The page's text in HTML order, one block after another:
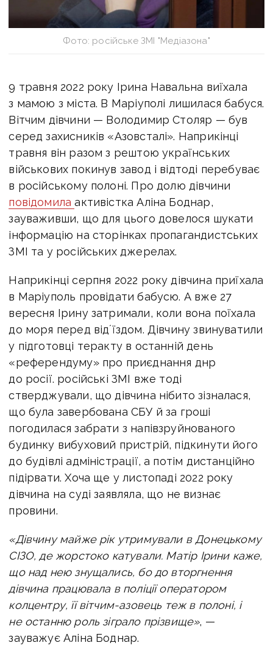
Фото: російське ЗМІ "Медіазона"
9 травня 2022 року Ірина Навальна виїхала
з мамою з міста. В Маріуполі лишилася бабуся.
Вітчим дівчини — Володимир Столяр — був
серед захисників «Азовсталі». Наприкінці
травня він разом з рештою українських
військових покинув завод і відтоді перебуває
в російському полоні. Про долю дівчини
повідомилаактивістка Аліна Боднар,
зауваживши, що для цього довелося шукати
інформацію на сторінках пропагандистських
ЗМІ та у російських джерелах.
Наприкінці серпня 2022 року дівчина приїхала
в Маріуполь провідати бабусю. А вже 27
вересня Ірину затримали, коли вона поїхала
до моря перед відʼїздом. Дівчину звинуватили
у підготовці теракту в останній день
«референдуму» про приєднання днр
до росії. російські ЗМІ вже тоді
стверджували, що дівчина нібито зізналася,
що була завербована СБУ й за гроші
погодилася забрати з напівзруйнованого
будинку вибуховий пристрій, підкинути його
до будівлі адміністрації, а потім дистанційно
підірвати. Хоча ще у листопаді 2022 року
дівчина на суді заявляла, що не визнає
провини.
«Дівчину майже рік утримували в Донецькому
СІЗО, де жорстоко катували. Матір Ірини каже,
що над нею знущались, бо до вторгнення
дівчина працювала в поліції оператором
колцентру, її вітчим-азовець теж в полоні, і
не останню роль зіграло прізвище», —
зауважує Аліна Боднар.